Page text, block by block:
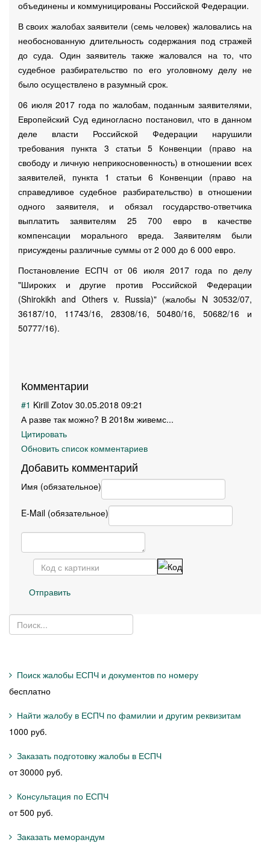
объединены и коммуницированы Российской Федерации.
В своих жалобах заявители (семь человек) жаловались на
необоснованную длительность содержания под стражей
до суда. Один заявитель также жаловался на то, что
судебное разбирательство по его уголовному делу не
было осуществлено в разумный срок.
06 июля 2017 года по жалобам, поданным заявителями,
Европейский Суд единогласно постановил, что в данном
деле власти Российской Федерации нарушили
требования пункта 3 статьи 5 Конвенции (право на
свободу и личную неприкосновенность) в отношении всех
заявителей, пункта 1 статьи 6 Конвенции (право на
справедливое судебное разбирательство) в отношении
одного заявителя, и обязал государство-ответчика
выплатить заявителям 25 700 евро в качестве
компенсации морального вреда. Заявителям были
присуждены различные суммы от 2 000 до 6 000 евро.
Постановление ЕСПЧ от 06 июля 2017 года по делу
"Широких и другие против Российской Федерации
(Shirokikh and Others v. Russia)" (жалобы N 30532/07,
36187/10, 11743/16, 28308/16, 50480/16, 50682/16 и
50777/16).
Комментарии
#1 Kirill Zotov 30.05.2018 09:21
А разве так можно? В 2018м живемс...
Цитировать
Обновить список комментариев
Добавить комментарий
Имя (обязательное)
E-Mail (обязательное)
Отправить
Поиск жалобы ЕСПЧ и документов по номеру
бесплатно
Найти жалобу в ЕСПЧ по фамилии и другим реквизитам
1000 руб.
Заказать подготовку жалобы в ЕСПЧ
от 30000 руб.
Консультация по ЕСПЧ
от 500 руб.
Заказать меморандум